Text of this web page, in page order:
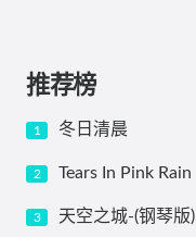
推荐榜
冬日清晨
Tears In Pink Rain
天空之城-(钢琴版)